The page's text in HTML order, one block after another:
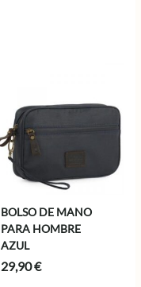
BOLSO DE MANO
PARA HOMBRE
AZUL
29,90€